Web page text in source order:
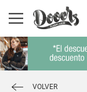
VOLVER